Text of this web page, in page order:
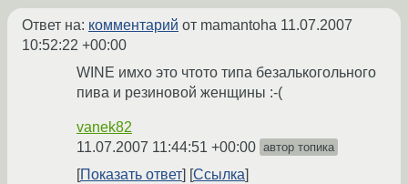
Ответ на: комментарий от mamantoha 11.07.2007
10:52:22 +00:00
WINE имхо это чтото типа безалькогольного
пива и резиновой женщины :-(
vanek82
11.07.2007 11:44:51 +00:00 автор топика
Показать ответ Ссылка